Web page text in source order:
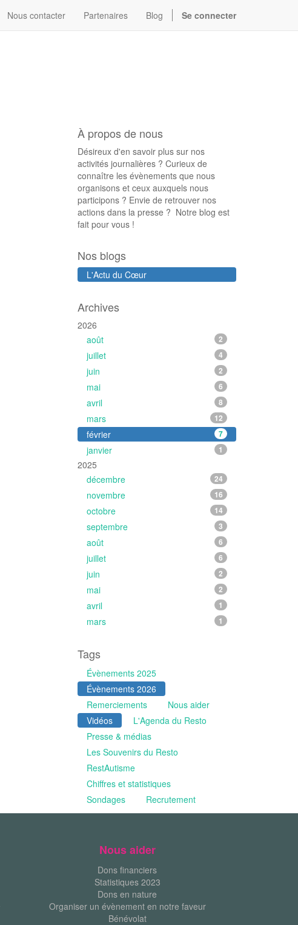
Nous contacter Partenaires Blog Se connecter
À propos de nous
Désireux d'en savoir plus sur nos
activités journalières ? Curieux de
connaître les évènements que nous
organisons et ceux auxquels nous
participons ? Envie de retrouver nos
actions dans la presse ? Notre blog est
fait pour vous !
Nos blogs
L'Actu du Cœur
Archives
2026
août
2
juillet 4
juin 2
mai 6
avril 8
mars 12
février 7
janvier 1
2025
décembre
24
novembre 16
octobre 14
septembre 3
août 6
juillet 6
juin 2
mai 2
avril 1
mars 1
Tags
Évènements 2025
Évènements 2026
Remerciements
Nous aider
Vidéos
L'Agenda du Resto
Presse & médias
Les Souvenirs du Resto
RestAutisme
Chiffres et statistiques
Sondages
Recrutement
Nous aider
Dons financiers
Statistiques 2023
Dons en nature
Organiser un évènement en notre faveur
Bénévolat